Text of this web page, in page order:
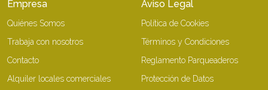
Empresa
Quiénes Somos
Trabaja con nosotros
Contacto
Alquiler locales comerciales
Aviso Legal
Política de Cookies
Términos y Condiciones
Reglamento Parqueaderos
Protección de Datos